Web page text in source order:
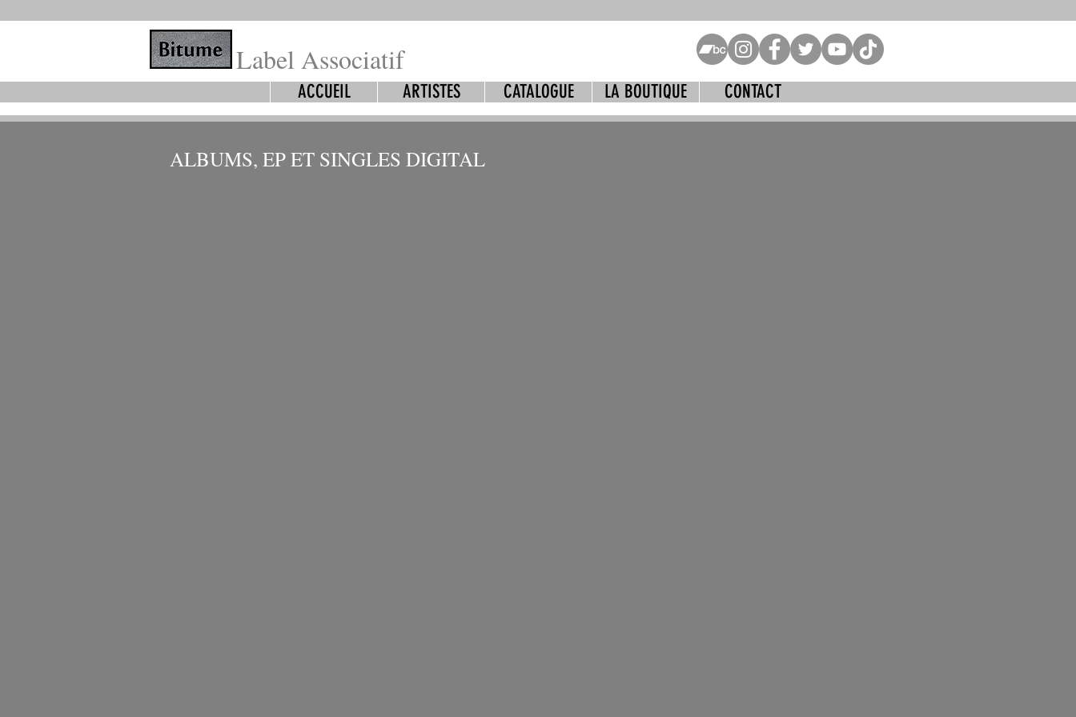
Label Associatif
ACCUEIL ARTISTES CATALOGUE LA BOUTIQUE CONTACT
ALBUMS, EP ET SINGLES DIGITAL